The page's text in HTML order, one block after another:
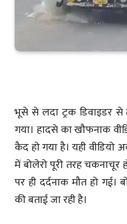
भूसे से लदा ट्रक डिवाइडर
गया। हादसे का खौफनाक
कैद हो गया है। यही वीडियो
में बोलेरो पूरी तरह
पर ही दर्दनाक मौत हो
की बताई जा रही है।